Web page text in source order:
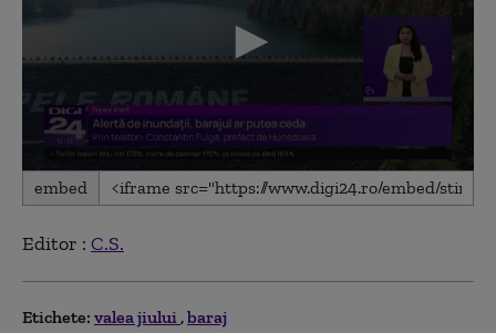
0
seconds
minutes,
seconds
embed
Editor : C.S.
Etichete: valea jiului baraj